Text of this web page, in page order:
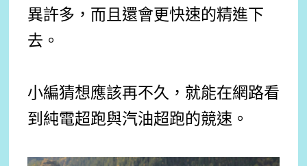
異許多，而且還會更快速的精進下
去。
小編猜想應該再不久，就能在網路看
到純電超跑與汽油超跑的競速。